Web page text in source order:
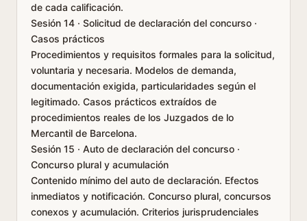
de cada calificación.
Sesión 14 · Solicitud de declaración del concurso ·
Casos prácticos
Procedimientos y requisitos formales para la solicitud,
voluntaria y necesaria. Modelos de demanda,
documentación exigida, particularidades según el
legitimado. Casos prácticos extraídos de
procedimientos reales de los Juzgados de lo
Mercantil de Barcelona.
Sesión 15 · Auto de declaración del concurso ·
Concurso plural y acumulación
Contenido mínimo del auto de declaración. Efectos
inmediatos y notificación. Concurso plural, concursos
conexos y acumulación. Criterios jurisprudenciales